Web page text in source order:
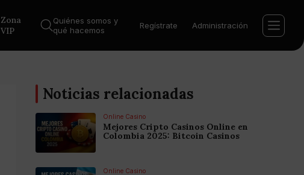
Zona
VIP
Quiénes somos y
qué hacemos
Regístrate Administración
Noticias relacionadas
Online Casino
Mejores Cripto Casinos Online en
Colombia 2025: Bitcoin Casinos
Online Casino